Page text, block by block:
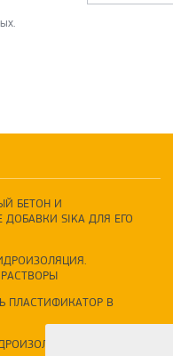
БЕТОН И
SIKA ДЛЯ ЕГО
ПЛАСТИФИКАТОР В